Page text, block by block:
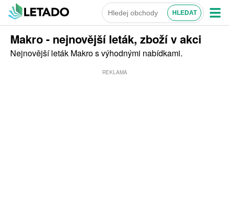
Makro - nejnovější leták, zboží v akci
Nejnovější leták Makro s výhodnými nabídkami.
REKLAMA